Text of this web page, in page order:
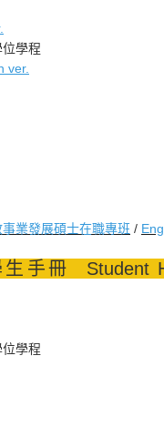
學程
ver.
業發展碩士在職專班 /
手冊 Student
學程